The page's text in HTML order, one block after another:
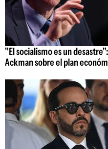
"El socialismo es un
Ackman sobre el plan